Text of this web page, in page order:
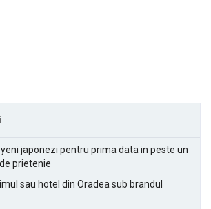
japonezi pentru prima data in peste un
prietenie
sau hotel din Oradea sub brandul